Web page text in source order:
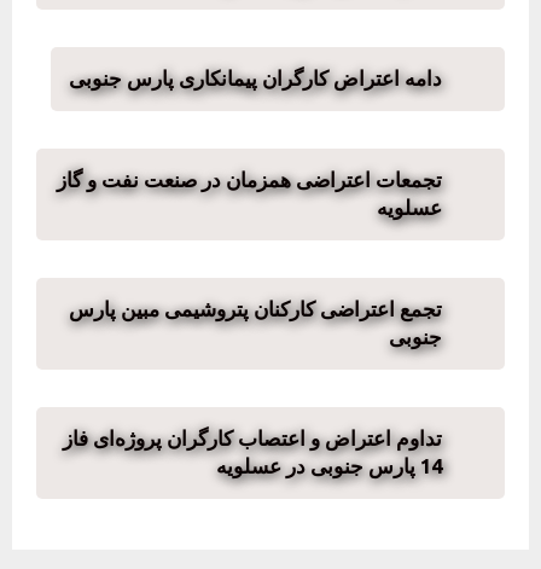
دامه اعتراض کارگران پیمانکاری پارس جنوبی
تجمعات اعتراضی همزمان در صنعت نفت و گاز
عسلویه
تجمع اعتراضی کارکنان پتروشیمی مبین پارس
جنوبی
تداوم اعتراض و اعتصاب کارگران پروژه‌ای فاز
14 پارس جنوبی در عسلویه